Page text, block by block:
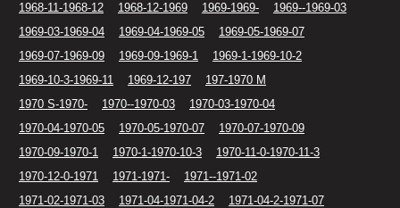
1968-11-1968-12
1968-12-1969 1969-1969-
1969--1969-03
1969-03-1969-04
1969-04-1969-05
1969-05-1969-07
1969-07-1969-09
1969-09-1969-1
1969-1-1969-10-2
1969-10-3-1969-11
1969-12-197
197-1970 M
1970 S-1970-
1970--1970-03
1970-03-1970-04
1970-04-1970-05
1970-05-1970-07
1970-07-1970-09
1970-09-1970-1
1970-1-1970-10-3
1970-11-0-1970-11-3
1970-12-0-1971
1971-1971-
1971--1971-02
1971-02-1971-03
1971-04-1971-04-2
1971-04-2-1971-07